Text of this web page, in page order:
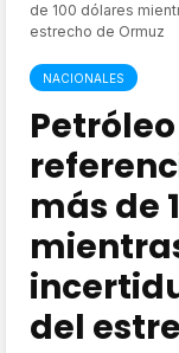
de 100 dólares
estrecho de Ormuz
NACIONALES
más de
del